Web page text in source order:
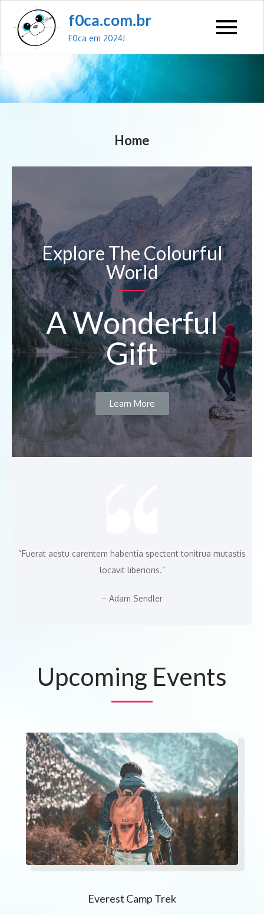
f0ca.com.br
F0ca em 2024!
Home
Explore The Colourful
World
A Wonderful
Gift
Learn More
“Fuerat aestu carentem habentia spectent tonitrua mutastis
locavit liberioris.”
– Adam Sendler
Upcoming Events
Everest Camp Trek